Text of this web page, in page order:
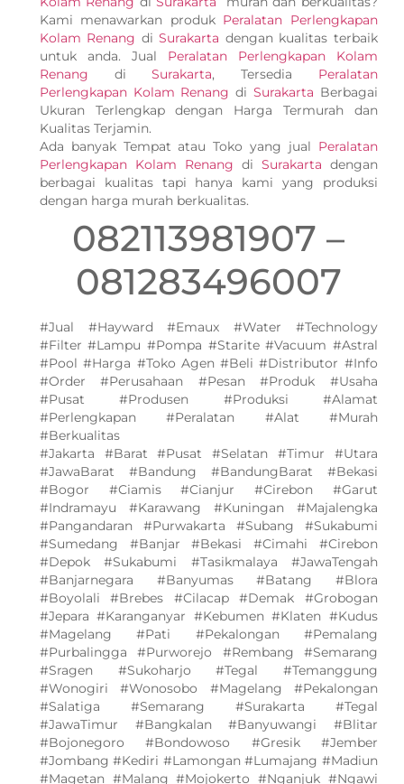
Kami menawarkan produk Peralatan Perlengkapan
Kolam Renang di Surakarta dengan kualitas terbaik
untuk anda. Jual Peralatan Perlengkapan Kolam
Renang diSurakarta, Tersedia Peralatan
Perlengkapan Kolam Renang diSurakarta Berbagai
Ukuran Terlengkap dengan Harga Termurah dan
Kualitas Terjamin.
Ada banyak Tempat atau Toko yang jual Peralatan
Perlengkapan Kolam Renang di Surakarta dengan
berbagai kualitas tapi hanya kami yang produksi
dengan harga murah berkualitas.
082113981907 –
081283496007
#Jual #Hayward #Emaux #Water #Technology
#Filter #Lampu #Pompa #Starite #Vacuum #Astral
#Pool #Harga #Toko Agen #Beli #Distributor #Info
#Order #Perusahaan #Pesan #Produk #Usaha
#Pusat #Produsen #Produksi #Alamat
#Perlengkapan #Peralatan #Alat #Murah
#Berkualitas
#Jakarta #Barat #Pusat #Selatan #Timur #Utara
#JawaBarat #Bandung #BandungBarat #Bekasi
#Bogor #Ciamis #Cianjur #Cirebon #Garut
#Indramayu #Karawang #Kuningan #Majalengka
#Pangandaran #Purwakarta #Subang #Sukabumi
#Sumedang #Banjar #Bekasi #Cimahi #Cirebon
#Depok #Sukabumi #Tasikmalaya #JawaTengah
#Banjarnegara #Banyumas #Batang #Blora
#Boyolali #Brebes #Cilacap #Demak #Grobogan
#Jepara #Karanganyar #Kebumen #Klaten #Kudus
#Magelang #Pati #Pekalongan #Pemalang
#Purbalingga #Purworejo #Rembang #Semarang
#Sragen #Sukoharjo #Tegal #Temanggung
#Wonogiri #Wonosobo #Magelang #Pekalongan
#Salatiga #Semarang #Surakarta #Tegal
#JawaTimur #Bangkalan #Banyuwangi #Blitar
#Bojonegoro #Bondowoso #Gresik #Jember
#Jombang #Kediri #Lamongan #Lumajang #Madiun
#Magetan #Malang #Mojokerto #Nganjuk #Ngawi